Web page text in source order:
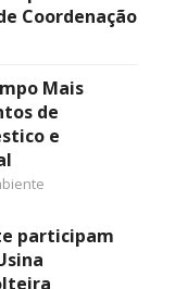
Coordenação
Mais
de
e
participam